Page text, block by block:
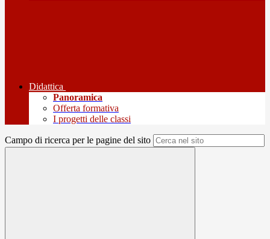
Didattica
Panoramica
Offerta formativa
I progetti delle classi
Campo di ricerca per le pagine del sito